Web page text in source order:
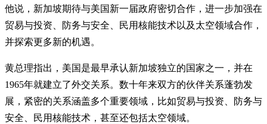
他说，新加坡期待与美国新一届政府密切合作，进一步加强在
贸易与投资、防务与安全、民用核能技术以及太空领域合作，
并探索更多新的机遇。
黄总理指出，美国是最早承认新加坡独立的国家之一，并在
1965年就建立了外交关系。数十年来双方的伙伴关系蓬勃发
展，紧密的关系涵盖多个重要领域，比如贸易与投资、防务与
安全、民用核能技术，甚至还包括太空领域。